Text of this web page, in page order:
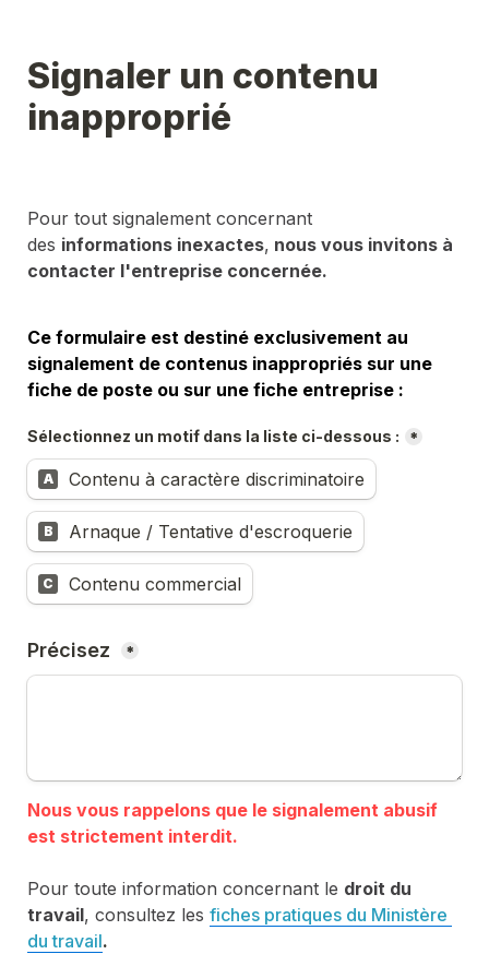
Signaler un contenu
inapproprié
Pour tout signalement concernant
des informations inexactes, nous vous invitons à
contacter l'entreprise concernée.
Ce formulaire est destiné exclusivement au
signalement de contenus inappropriés sur une
fiche de poste ou sur une fiche entreprise :
Sélectionnez un motif dans la liste ci-dessous : *
A Contenu à caractère discriminatoire
B Arnaque / Tentative d'escroquerie
C Contenu commercial
Précisez *
Nous vous rappelons que le signalement abusif
Pour toute information concernant le droit du
travail, consultez les fiches pratiques du Ministère
du travail